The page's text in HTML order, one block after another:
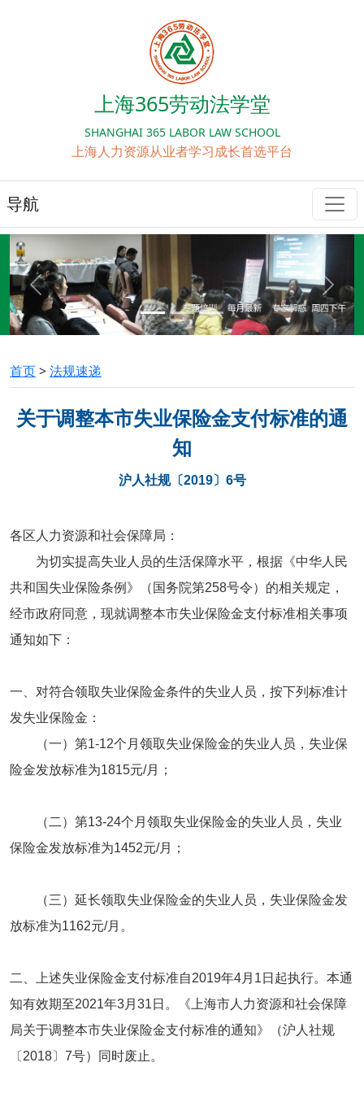
上海365劳动法学堂
SHANGHAI 365 LABOR LAW SCHOOL
上海人力资源从业者学习成长首选平台
导航
Previous Next
首页>法规速递
关于调整本市失业保险金支付标准的通
知
沪人社规〔2019〕6号
各区人力资源和社会保障局：
为切实提高失业人员的生活保障水平，根据《中华人民
共和国失业保险条例》（国务院第258号令）的相关规定，
经市政府同意，现就调整本市失业保险金支付标准相关事项
通知如下：
一、对符合领取失业保险金条件的失业人员，按下列标准计
发失业保险金：
（一）第1-12个月领取失业保险金的失业人员，失业保
险金发放标准为1815元/月；
（二）第13-24个月领取失业保险金的失业人员，失业
保险金发放标准为1452元/月；
（三）延长领取失业保险金的失业人员，失业保险金发
放标准为1162元/月。
二、上述失业保险金支付标准自2019年4月1日起执行。本通
知有效期至2021年3月31日。《上海市人力资源和社会保障
局关于调整本市失业保险金支付标准的通知》（沪人社规
〔2018〕7号）同时废止。